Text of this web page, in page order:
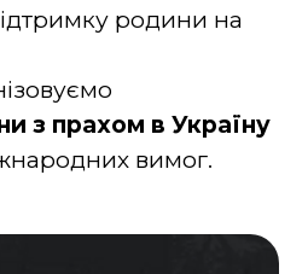
родини на
з прахом в Україну
вимог.